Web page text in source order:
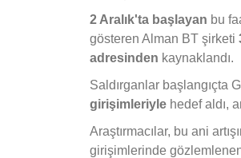
2 Aralık'ta başlayan bu
gösteren Alman BT şirketi
adresinden kaynaklandı.
Saldırganlar başlangıçta
girişimleriyle hedef aldı,
Araştırmacılar, bu ani
girişimlerinde